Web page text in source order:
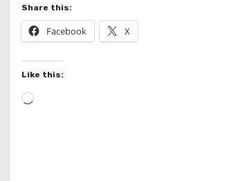
Share this:
Facebook X
Like this:
L